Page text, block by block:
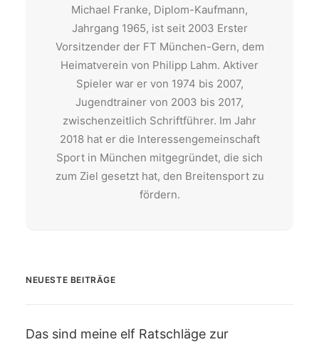
Michael Franke, Diplom-Kaufmann,
Jahrgang 1965, ist seit 2003 Erster
Vorsitzender der FT München-Gern, dem
Heimatverein von Philipp Lahm. Aktiver
Spieler war er von 1974 bis 2007,
Jugendtrainer von 2003 bis 2017,
zwischenzeitlich Schriftführer. Im Jahr
2018 hat er die Interessengemeinschaft
Sport in München mitgegründet, die sich
zum Ziel gesetzt hat, den Breitensport zu
fördern.
NEUESTE BEITRÄGE
Das sind meine elf Ratschläge zur